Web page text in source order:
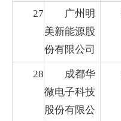
27
广州明
美新能源股
份有限公司
28
成都华
微电子科技
股份有限公